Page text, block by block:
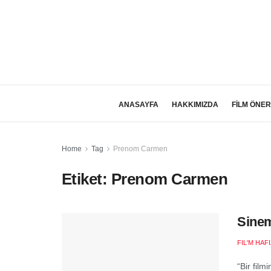
ANASAYFA HAKKIMIZDA FİLM
Home Tag Prenom Carmen
Etiket: Prenom Carmen
FIL'M
“Bir